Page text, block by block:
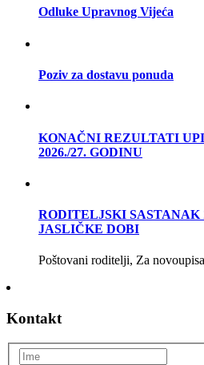
Odluke Upravnog Vijeća
Poziv za dostavu ponuda
KONAČNI REZULTATI
2026./27. GODINU
RODITELJSKI
JASLIČKE DOBI
Poštovani roditelji, Za
Kontakt